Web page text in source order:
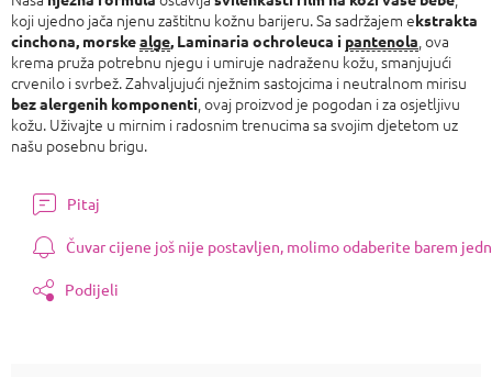
koji ujedno jača njenu zaštitnu kožnu barijeru. Sa sadržajem ekstrakta
cinchona, morskealge, Laminaria ochroleuca i pantenola , ova
krema pruža potrebnu njegu i umiruje nadraženu kožu, smanjujući
crvenilo i svrbež. Zahvaljujući nježnim sastojcima i neutralnom mirisu
bez alergenih komponenti , ovaj proizvod je pogodan i za osjetljivu
kožu. Uživajte u mirnim i radosnim trenucima sa svojim djetetom uz
našu posebnu brigu.
Pitaj
Čuvar cijene još nije postavljen, molimo odaberite barem
Podijeli